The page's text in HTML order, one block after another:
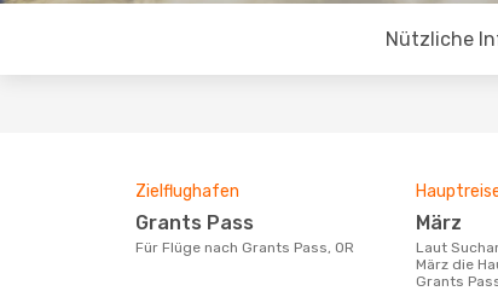
Nützliche
Zielflughafen
Grants Pass
Für Flüge nach Grants Pass, OR
März
Laut Suchanfragen unserer Kunden ist
März die
Grants